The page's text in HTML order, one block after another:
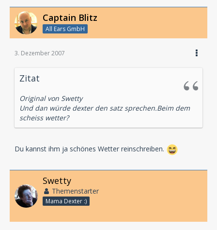
Captain Blitz
All Ears GmbH
3. Dezember 2007
Zitat
Original von Swetty
Und dan würde dexter den satz sprechen.Beim dem
scheiss wetter?
Du kannst ihm ja schönes Wetter reinschreiben.
Swetty
Themenstarter
Mama Dexter :)